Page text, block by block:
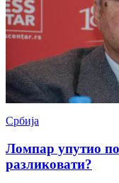
Србија
Ломпар упутио
разликовати?